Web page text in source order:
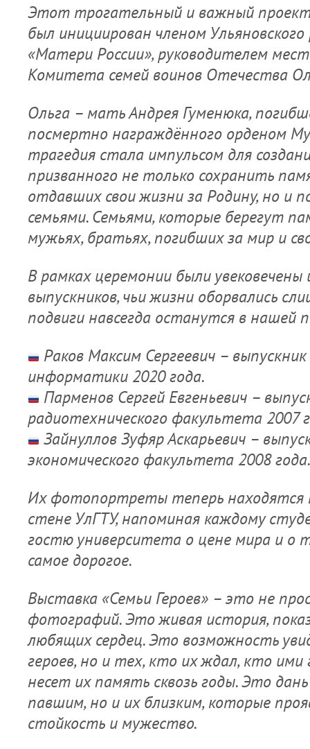
Этот трогательный и важный проект
был инициирован членом
«Матери России», руководителем
Комитета семей воинов Отечества
Ольга – мать Андрея Гуменюка,
посмертно награждённого орденом
трагедия стала импульсом для
призванного не только сохранить
отдавших свои жизни за Родину, но и
семьями. Семьями, которые берегут
мужьях, братьях, погибших за мир и
В рамках церемонии были
выпускников, чьи жизни оборвались
подвиги навсегда останутся в нашей
Раков Максим Сергеевич –
информатики 2020 года.
Парменов Сергей Евгеньевич –
радиотехнического факультета 2007
Зайнуллов Зуфяр Аскарьевич –
экономического факультета 2008 года.
Их фотопортреты теперь находятся
стене УлГТУ, напоминая каждому
гостю университета о цене мира и о
самое дорогое.
Выставка «Семьи Героев» – это не
фотографий. Это живая история,
любящих сердец. Это возможность
героев, но и тех, кто их ждал, кто
несет их память сквозь годы. Это
павшим, но и их близким, которые
стойкость и мужество.